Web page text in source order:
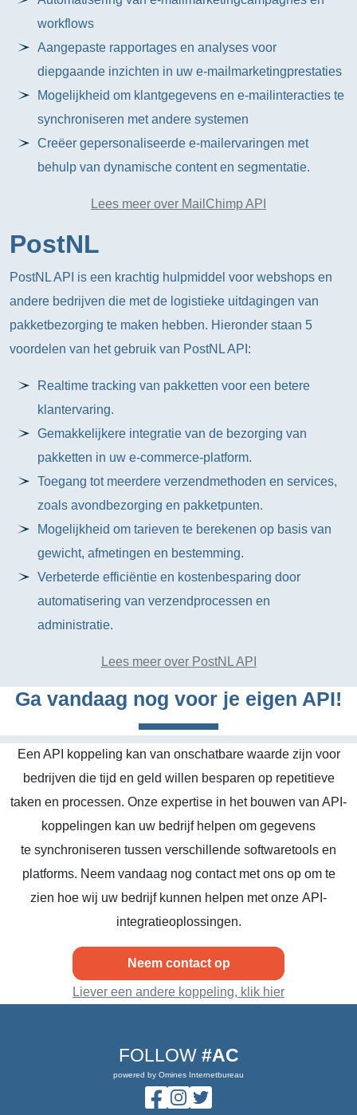
workflows
Aangepaste rapportages en analyses voor
diepgaande inzichten in uw e-mailmarketingprestaties
Mogelijkheid om klantgegevens en e-mailinteracties te
synchroniseren met andere systemen
Creëer gepersonaliseerde e-mailervaringen met
behulp van dynamische content en segmentatie.
Lees meer over MailChimp API
PostNL
PostNL API is een krachtig hulpmiddel voor webshops en
andere bedrijven die met de logistieke uitdagingen van
pakketbezorging te maken hebben. Hieronder staan 5
voordelen van het gebruik van PostNL API:
Realtime tracking van pakketten voor een betere
klantervaring.
Gemakkelijkere integratie van de bezorging van
pakketten in uw e-commerce-platform.
Toegang tot meerdere verzendmethoden en services,
zoals avondbezorging en pakketpunten.
Mogelijkheid om tarieven te berekenen op basis van
gewicht, afmetingen en bestemming.
Verbeterde efficiëntie en kostenbesparing door
automatisering van verzendprocessen en
administratie.
Lees meer over PostNL API
Ga vandaag nog voor je eigen API!
Een API koppeling kan van onschatbare waarde zijn voor
bedrijven die tijd en geld willen besparen op repetitieve
taken en processen. Onze expertise in het bouwen van API-
koppelingen kan uw bedrijf helpen om gegevens
te synchroniseren tussen verschillende softwaretools en
platforms. Neem vandaag nog contact met ons op om te
zien hoe wij uw bedrijf kunnen helpen met onze API-
integratieoplossingen.
Neem contact op
Liever een andere koppeling, klik hier
FOLLOW #AC
powered by Omines Internetbureau